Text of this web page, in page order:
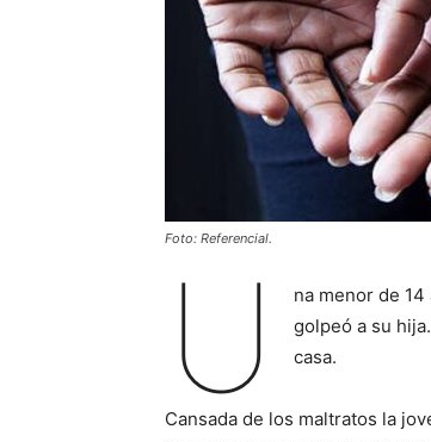
Foto: Referencial.
U
na menor de
golpeó a su
casa.
Cansada de los maltratos la